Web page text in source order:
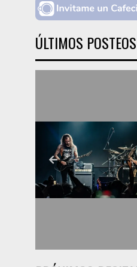
ÚLTIMOS POSTEOS